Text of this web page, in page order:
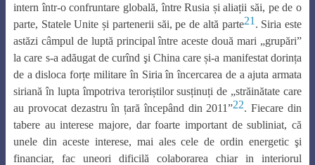
intern într-o confruntare globală, între Rusia și aliații săi, pe de o
parte, Statele Unite și partenerii săi, pe de altă parte21 . Siria este
astăzi câmpul de luptă principal între aceste două mari „grupări”
la care s-a adăugat de curînd şi China care și-a manifestat dorința
de a disloca forțe militare în Siria în încercarea de a ajuta armata
siriană în lupta împotriva teroriștilor susținuți de „străinătate care
au provocat dezastru în țară începând din 2011”22. Fiecare din
tabere au interese majore, dar foarte important de subliniat, că
unele din aceste interese, mai ales cele de ordin energetic şi
financiar, fac uneori dificilă colaborarea chiar in interiorul